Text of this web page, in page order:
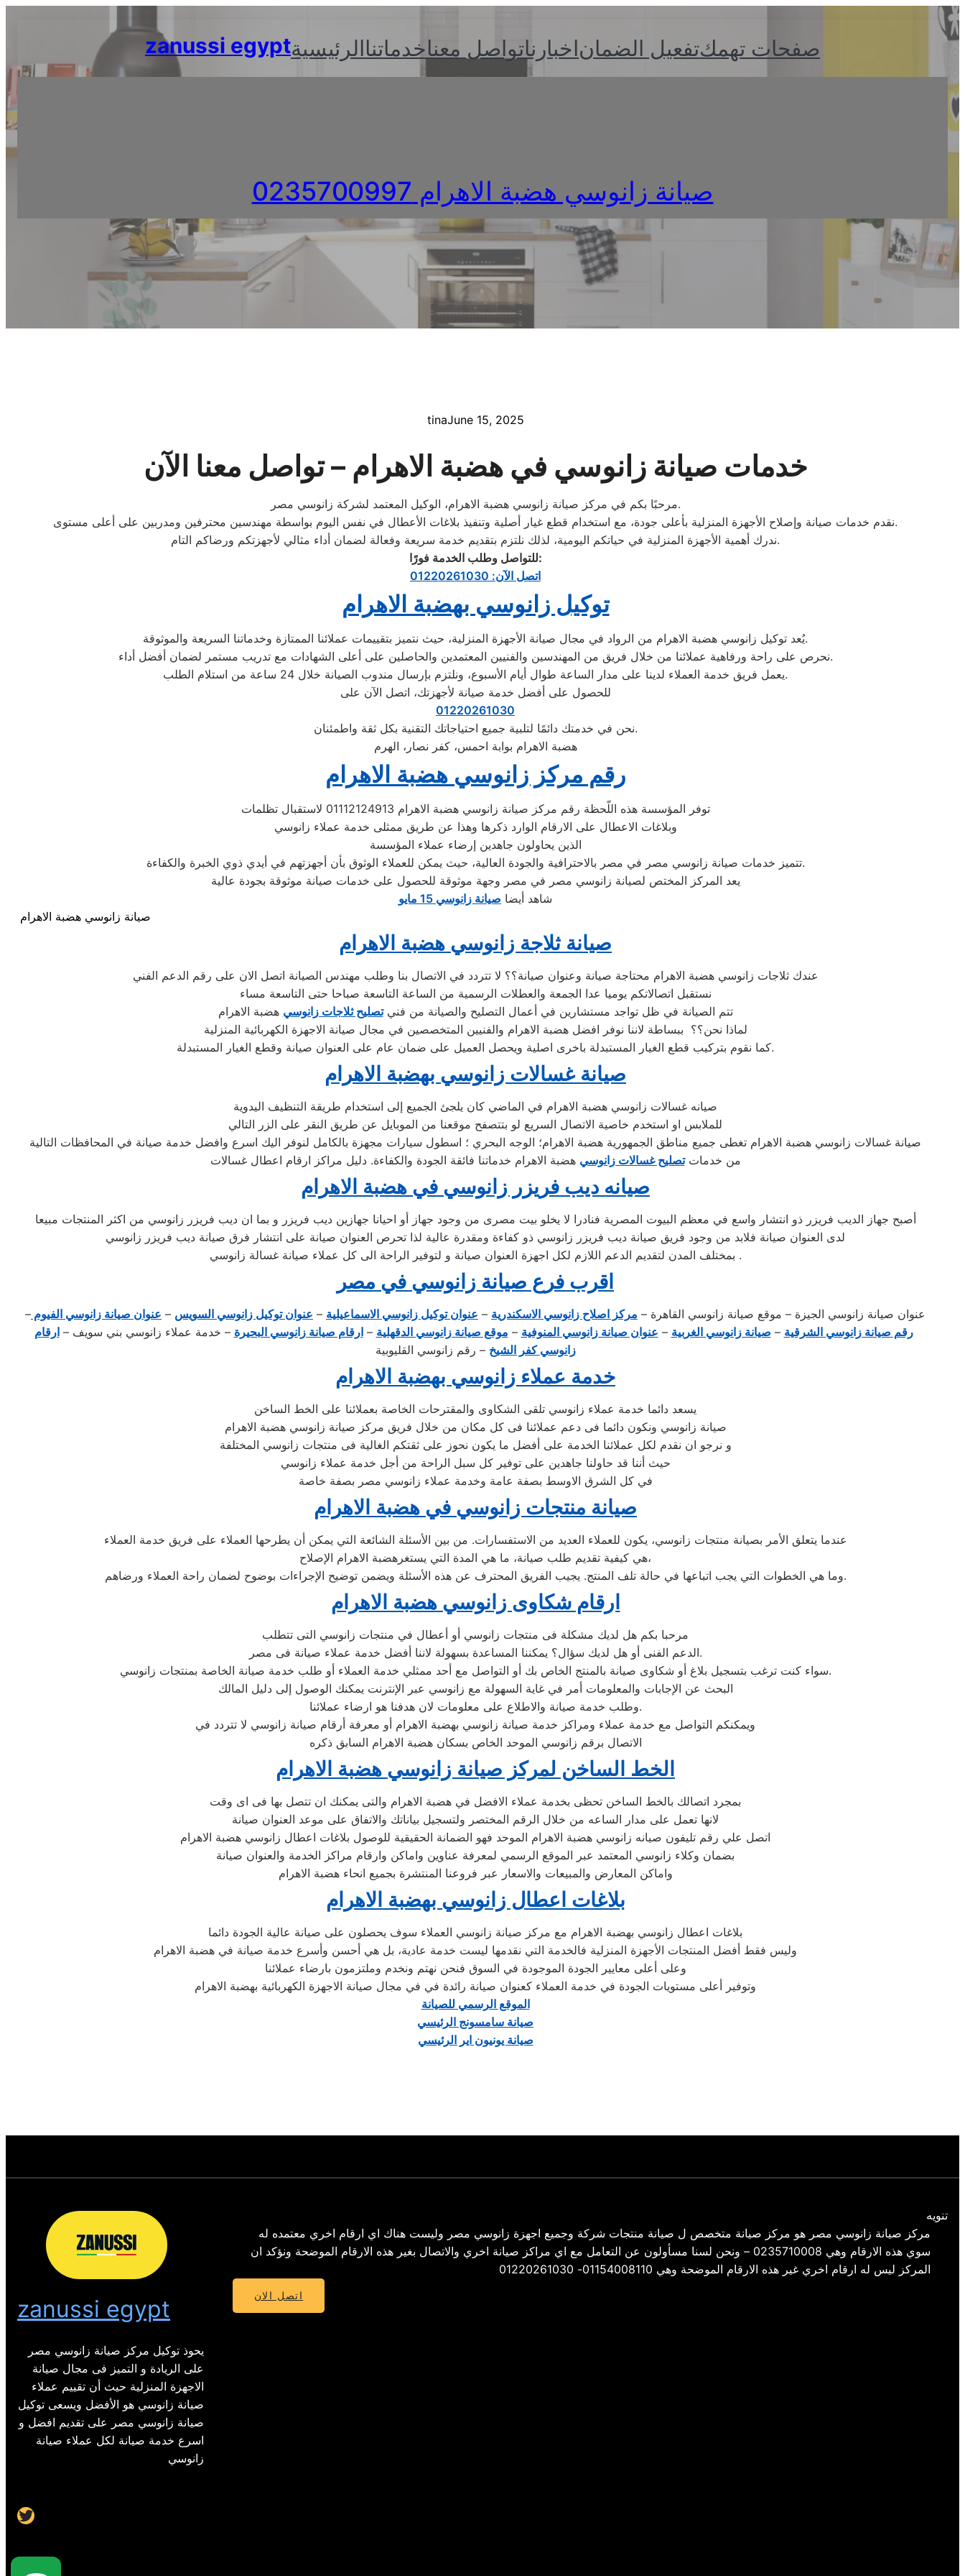
zanussi egyptالرئيسيةخدماتناتواصل معنااخبارناتفعيل الضمانصفحات تهمك
صيانة زانوسي هضبة الاهرام 0235700997
tinaJune 15, 2025
خدمات صيانة زانوسي في هضبة الاهرام – تواصل معنا الآن
مرحبًا بكم في مركز صيانة زانوسي هضبة الاهرام، الوكيل المعتمد لشركة زانوسي مصر.
نقدم خدمات صيانة وإصلاح الأجهزة المنزلية بأعلى جودة، مع استخدام قطع غيار أصلية وتنفيذ بلاغات الأعطال في نفس اليوم بواسطة مهندسين محترفين ومدربين على أعلى مستوى.
ندرك أهمية الأجهزة المنزلية في حياتكم اليومية، لذلك نلتزم بتقديم خدمة سريعة وفعالة لضمان أداء مثالي لأجهزتكم ورضاكم التام.
للتواصل وطلب الخدمة فورًا:
اتصل الآن: 01220261030
توكيل زانوسي بهضبة الاهرام
يُعد توكيل زانوسي هضبة الاهرام من الرواد في مجال صيانة الأجهزة المنزلية، حيث نتميز بتقييمات عملائنا الممتازة وخدماتنا السريعة والموثوقة.
نحرص على راحة ورفاهية عملائنا من خلال فريق من المهندسين والفنيين المعتمدين والحاصلين على أعلى الشهادات مع تدريب مستمر لضمان أفضل أداء.
يعمل فريق خدمة العملاء لدينا على مدار الساعة طوال أيام الأسبوع، ونلتزم بإرسال مندوب الصيانة خلال 24 ساعة من استلام الطلب.
للحصول على أفضل خدمة صيانة لأجهزتك، اتصل الآن على
01220261030
نحن في خدمتك دائمًا لتلبية جميع احتياجاتك التقنية بكل ثقة واطمئنان.
هضبة الاهرام بوابة احمس، كفر نصار، الهرم
رقم مركز زانوسي هضبة الاهرام
توفر المؤسسة هذه اللّحظة رقم مركز صيانة زانوسي هضبة الاهرام 01112124913 لاستقبال تظلمات
وبلاغات الاعطال على الارقام الوارد ذكرها وهذا عن طريق ممثلى خدمة عملاء زانوسي
الذين يحاولون جاهدين إرضاء عملاء المؤسسة
تتميز خدمات صيانة زانوسي مصر في مصر بالاحترافية والجودة العالية، حيث يمكن للعملاء الوثوق بأن أجهزتهم في أيدي ذوي الخبرة والكفاءة.
يعد المركز المختص لصيانة زانوسي مصر في مصر وجهة موثوقة للحصول على خدمات صيانة موثوقة بجودة عالية
شاهد أيضا صيانة زانوسي 15 مايو
صيانة زانوسي هضبة الاهرام
صيانة ثلاجة زانوسي هضبة الاهرام
عندك ثلاجات زانوسي هضبة الاهرام محتاجة صيانة وعنوان صيانة؟؟ لا تتردد في الاتصال بنا وطلب مهندس الصيانة اتصل الان على رقم الدعم الفني
نستقبل اتصالاتكم يوميا عدا الجمعة والعطلات الرسمية من الساعة التاسعة صباحا حتى التاسعة مساء
تتم الصيانة في ظل تواجد مستشارين في أعمال التصليح والصيانة من فنيتصليح ثلاجات زانوسي هضبة الاهرام
لماذا نحن؟؟ ببساطة لاننا نوفر افضل هضبة الاهرام والفنيين المتخصصين في مجال صيانة الاجهزة الكهربائية المنزلية
كما نقوم بتركيب قطع الغيار المستبدلة باخرى اصلية ويحصل العميل على ضمان عام على العنوان صيانة وقطع الغيار المستبدلة.
صيانة غسالات زانوسي بهضبة الاهرام
صيانه غسالات زانوسي هضبة الاهرام في الماضي كان يلجئ الجميع إلى استخدام طريقة التنظيف اليدوية
للملابس او استخدم خاصية الاتصال السريع لو بتتصفح موقعنا من الموبايل عن طريق النقر على الزر التالي
صيانة غسالات زانوسي هضبة الاهرام تغطى جميع مناطق الجمهورية هضبة الاهرام؛ الوجه البحري ؛ اسطول سيارات مجهزة بالكامل لنوفر اليك اسرع وافضل خدمة صيانة في المحافظات التالية
من خدماتتصليح غسالات زانوسي هضبة الاهرام خدماتنا فائقة الجودة والكفاءة. دليل مراكز ارقام اعطال غسالات
صيانه ديب فريزر زانوسي في هضبة الاهرام
أصبح جهاز الديب فريزر ذو انتشار واسع في معظم البيوت المصرية فنادرا لا يخلو بيت مصرى من وجود جهاز أو احيانا جهازين ديب فريزر و بما ان ديب فريزر زانوسي من اكثر المنتجات مبيعا
لدى العنوان صيانة فلابد من وجود فريق صيانة ديب فريزر زانوسي ذو كفاءة ومقدرة عالية لذا تحرص العنوان صيانة على انتشار فرق صيانة ديب فريزر زانوسي
بمختلف المدن لتقديم الدعم اللازم لكل اجهزة العنوان صيانة و لتوفير الراحة الى كل عملاء صيانة غسالة زانوسي .
اقرب فرع صيانة زانوسي في مصر
عنوان صيانة زانوسي الجيزة – موقع صيانة زانوسي القاهرة – مركز اصلاح زانوسي الاسكندرية – عنوان توكيل زانوسي الاسماعيلية – عنوان توكيل زانوسي السويس – عنوان صيانة زانوسي الفيوم –
رقم صيانة زانوسي الشرقية – صيانة زانوسي الغربية – عنوان صيانة زانوسي المنوفية – موقع صيانة زانوسي الدقهلية –ارقام صيانة زانوسي البحيرة – خدمة عملاء زانوسي بني سويف –ارقام
زانوسي كفر الشيخ – رقم زانوسي القليوبية
خدمة عملاء زانوسي بهضبة الاهرام
يسعد دائما خدمة عملاء زانوسي تلقى الشكاوى والمقترحات الخاصة بعملائنا على الخط الساخن
صيانة زانوسي ونكون دائما فى دعم عملائنا فى كل مكان من خلال فريق مركز صيانة زانوسي هضبة الاهرام
و نرجو ان نقدم لكل عملائنا الخدمة على أفضل ما يكون نحوز على ثقتكم الغالية فى منتجات زانوسي المختلفة
حيث أننا قد حاولنا جاهدين على توفير كل سبل الراحة من أجل خدمة عملاء زانوسي
في كل الشرق الاوسط بصفة عامة وخدمة عملاء زانوسي مصر بصفة خاصة
صيانة منتجات زانوسي في هضبة الاهرام
عندما يتعلق الأمر بصيانة منتجات زانوسي، يكون للعملاء العديد من الاستفسارات. من بين الأسئلة الشائعة التي يمكن أن يطرحها العملاء على فريق خدمة العملاء
هي كيفية تقديم طلب صيانة، ما هي المدة التي يستغرهضبة الاهرام الإصلاح،
وما هي الخطوات التي يجب اتباعها في حالة تلف المنتج. يجيب الفريق المحترف عن هذه الأسئلة ويضمن توضيح الإجراءات بوضوح لضمان راحة العملاء ورضاهم.
ارقام شكاوى زانوسي هضبة الاهرام
مرحبا بكم هل لديك مشكلة فى منتجات زانوسي أو أعطال في منتجات زانوسي التى تتطلب
الدعم الفنى أو هل لديك سؤال؟ يمكننا المساعدة بسهولة لاننا أفضل خدمة عملاء صيانة فى مصر.
سواء كنت ترغب بتسجيل بلاغ أو شكاوى صيانة بالمنتج الخاص بك أو التواصل مع أحد ممثلي خدمة العملاء أو طلب خدمة صيانة الخاصة بمنتجات زانوسي.
البحث عن الإجابات والمعلومات أمر في غاية السهولة مع زانوسي عبر الإنترنت يمكنك الوصول إلى دليل المالك
وطلب خدمة صيانة والاطلاع على معلومات لان هدفنا هو ارضاء عملائنا.
ويمكنكم التواصل مع خدمة عملاء ومراكز خدمة صيانة زانوسي بهضبة الاهرام أو معرفة أرقام صيانة زانوسي لا تتردد في
الاتصال برقم زانوسي الموحد الخاص بسكان هضبة الاهرام السابق ذكره
الخط الساخن لمركز صيانة زانوسي هضبة الاهرام
بمجرد اتصالك بالخط الساخن تحظى بخدمة عملاء الافضل في هضبة الاهرام والتى يمكنك ان تتصل بها فى اى وقت
لانها تعمل على مدار الساعه من خلال الرقم المختصر ولتسجيل بياناتك والاتفاق على موعد العنوان صيانة
اتصل علي رقم تليفون صيانه زانوسي هضبة الاهرام الموحد فهو الضمانة الحقيقية للوصول بلاغات اعطال زانوسي هضبة الاهرام
بضمان وكلاء زانوسي المعتمد عبر الموقع الرسمي لمعرفة عناوين واماكن وارقام مراكز الخدمة والعنوان صيانة
واماكن المعارض والمبيعات والاسعار عبر فروعنا المنتشرة بجميع انحاء هضبة الاهرام
بلاغات اعطال زانوسي بهضبة الاهرام
بلاغات اعطال زانوسي بهضبة الاهرام مع مركز صيانة زانوسي العملاء سوف يحصلون على صيانة عالية الجودة دائما
وليس فقط أفضل المنتجات الأجهزة المنزلية فالخدمة التي نقدمها ليست خدمة عادية، بل هي أحسن وأسرع خدمة صيانة في هضبة الاهرام
وعلى أعلى معايير الجودة الموجودة في السوق فنحن نهتم ونخدم وملتزمون بارضاء عملائنا
وتوفير أعلى مستويات الجودة في خدمة العملاء كعنوان صيانة رائدة في في مجال صيانة الاجهزة الكهربائية بهضبة الاهرام
الموقع الرسمي للصيانة
صيانة سامسونج الرئيسي
صيانة يونيون اير الرئيسي
zanussi egypt
يحوذ توكيل مركز صيانة زانوسي مصر
على الريادة و التميز فى مجال صيانة
الاجهزة المنزلية حيث أن تقييم عملاء
صيانة زانوسي هو الأفضل ويسعى توكيل
صيانة زانوسي مصر على تقديم افضل و
اسرع خدمة صيانة لكل عملاء صيانة
زانوسي
Twitter
تنويه
مركز صيانة زانوسي مصر هو مركز صيانة متخصص ل صيانة منتجات شركة وجميع اجهزة زانوسي مصر وليست هناك اي ارقام اخري معتمده له
سوي هذه الارقام وهي 0235710008 – ونحن لسنا مسأولون عن التعامل مع اي مراكز صيانة اخري والاتصال بغير هذه الارقام الموضحة ونؤكد ان
المركز ليس له ارقام اخري غير هذه الارقام الموضحة وهي 01154008110- 01220261030
اتصل الان